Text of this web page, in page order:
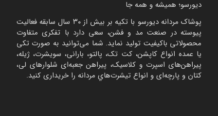
دیورسو؛ همیشه و همه جا
پوشاک مردانه دیورسو با تکیه بر بیش از ۳۰ سال سابقه فعالیت
پیوسته در صنعت مد و فشن، سعی دارد با تفکری متفاوت
محصولاتی باکیفیت تولید نماید. شما می‌توانید به صورت تکی
یا عمده انواع کاپشن، کت تک، پالتو، بارانی، سویشرت، ژیله،
پیراهن‌های اسپرت و کلاسیک، پیراهن جعبه‌ای شلوارهای لی،
کتان و پارچه‌ای و انواع تیشرت‌هاي مردانه را خریداری کنید.